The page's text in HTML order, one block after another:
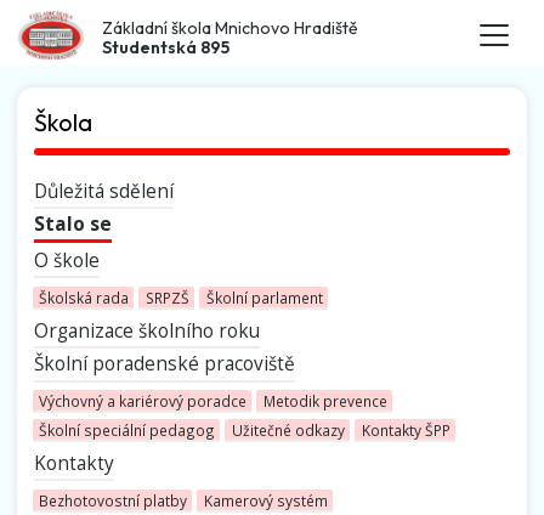
Základní škola Mnichovo Hradiště
Studentská 895
Škola
Důležitá sdělení
Stalo se
O škole
Školská rada SRPZŠ Školní parlament
Organizace školního roku
Školní poradenské pracoviště
Výchovný a kariérový poradce
Metodik prevence
Školní speciální pedagog
Užitečné odkazy Kontakty ŠPP
Kontakty
Bezhotovostní platby Kamerový systém